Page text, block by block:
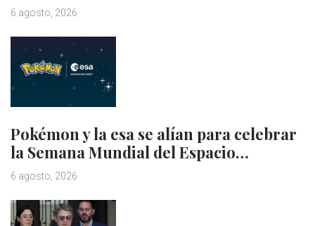
6 agosto, 2026
Pokémon y la esa se alían para celebrar
la Semana Mundial del Espacio…
6 agosto, 2026